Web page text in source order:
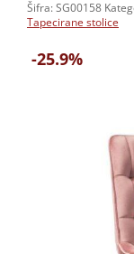
-25.9%
Šifra: SG00158
Tapecirane stolice